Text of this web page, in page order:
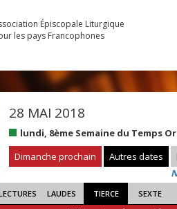
Épiscopale Liturgique
les pays Francophones
28 MAI 2018
lundi, 8ème Semaine du Temps
Dimanche prochain
Autres dates
LAUDES TIERCE SEXTE